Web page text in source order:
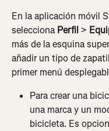
En la aplicación móvil
selecciona Perfil >
más de la esquina
añadir un tipo de
primer menú
Para crear una
una marca y un
bicicleta. Es